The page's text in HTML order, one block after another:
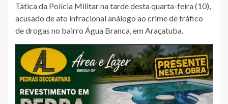
Tática da Polícia Militar na tarde desta quarta-feira (10),
acusado de ato infracional análogo ao crime de tráfico
de drogas no bairro Água Branca, em Araçatuba.